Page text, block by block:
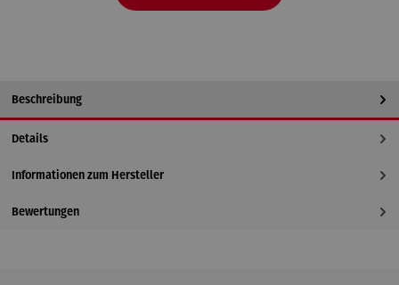
Beschreibung
Details
Informationen zum Hersteller
Bewertungen